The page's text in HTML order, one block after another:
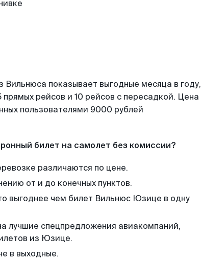
Вильнюса показывает выгодные месяца в году,
рейсов и 10 рейсов с пересадкой. Цена
пользователями 9000 рублей
билет на самолет без комиссии?
различаются по цене.
от и до конечных пунктов.
выгоднее чем билет Вильнюс Юзице в одну
лучшие спецпредложения авиакомпаний,
из Юзице.
в выходные.